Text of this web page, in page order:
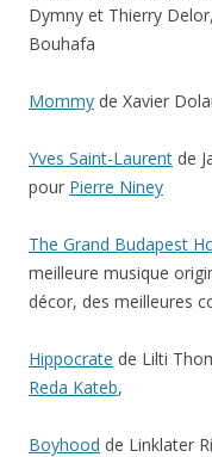
Dymny et Thierry
Bouhafa
Mommy de Xavier
Yves Saint-Laurent de
pour Pierre Niney
The Grand Budapest
meilleure musique
décor, des meilleures
Hippocrate de Lilti
Reda Kateb,
Boyhood de Linklater